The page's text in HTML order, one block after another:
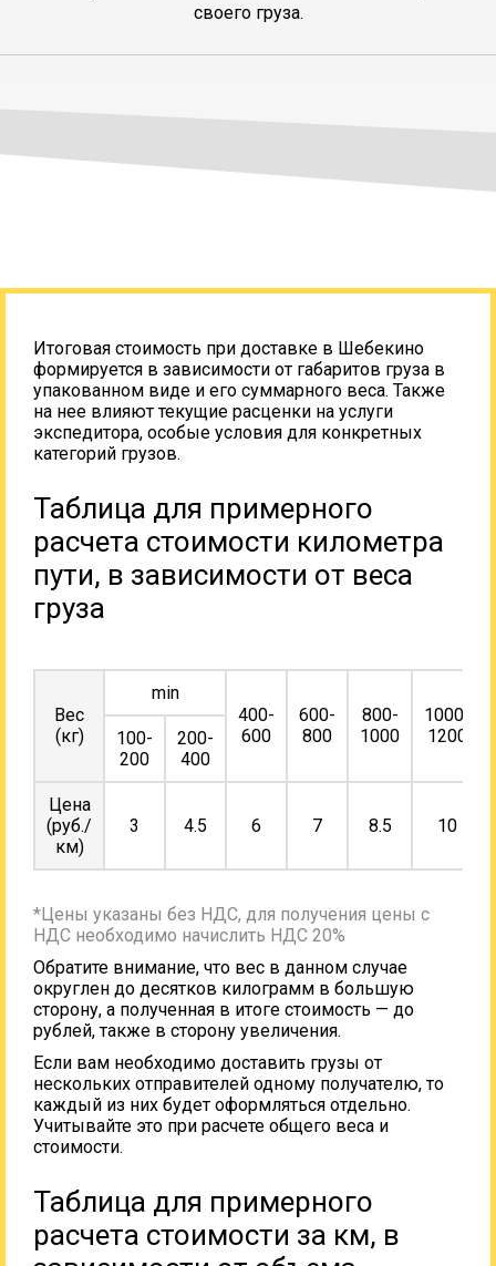
своего груза.
Итоговая стоимость при доставке в Шебекино
формируется в зависимости от габаритов груза в
упакованном виде и его суммарного веса. Также
на нее влияют текущие расценки на услуги
экспедитора, особые условия для конкретных
категорий грузов.
Таблица для примерного
расчета стоимости километра
пути, в зависимости от веса
груза
Вес
(кг)
min
400-
600
600-
800
800-
1000
1000-
1200
100-
200
200-
400
Цена
(руб./
км)
3 4.5 6 7 8.5 10
*Цены указаны без НДС, для получения цены с
НДС необходимо начислить НДС 20%
Обратите внимание, что вес в данном случае
округлен до десятков килограмм в большую
сторону, а полученная в итоге стоимость — до
рублей, также в сторону увеличения.
Если вам необходимо доставить грузы от
нескольких отправителей одному получателю, то
каждый из них будет оформляться отдельно.
Учитывайте это при расчете общего веса и
стоимости.
Таблица для примерного
расчета стоимости за км, в